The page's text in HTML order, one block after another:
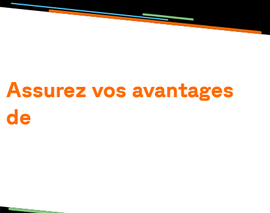
Assurez vos avantages
de